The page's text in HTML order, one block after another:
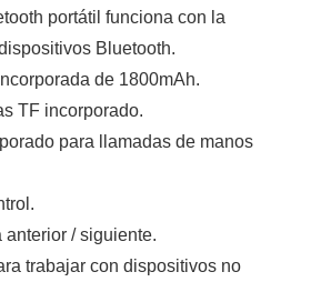
portátil funciona con la
Bluetooth.
de 1800mAh.
TF incorporado.
para llamadas de manos
anterior / siguiente.
trabajar con dispositivos no